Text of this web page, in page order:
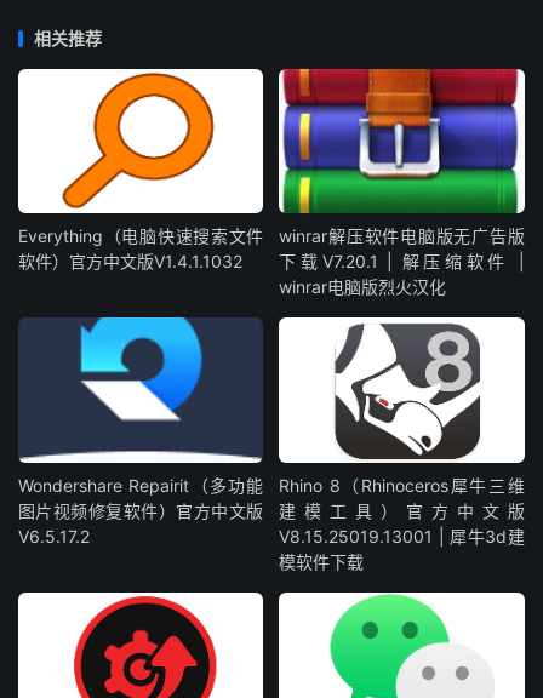
相关推荐
Everything（电脑快速搜索文件
软件）官方中文版V1.4.1.1032
winrar解压软件电脑版无广告版
下载V7.20.1 | 解压缩软件 |
winrar电脑版烈火汉化
Wondershare Repairit（多功能
图片视频修复软件）官方中文版
V6.5.17.2
Rhino 8（Rhinoceros犀牛三维
建模工具）官方中文版
V8.15.25019.13001 | 犀牛3d建
模软件下载